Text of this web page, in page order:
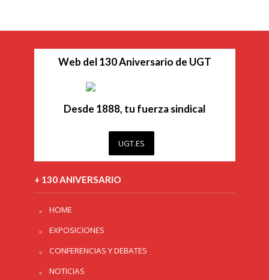
Web del 130 Aniversario de UGT
Desde 1888, tu fuerza sindical
UGT.ES
+ 130 ANIVERSARIO
HOME
EXPOSICIONES
CONFERENCIAS Y DEBATES
NOTICIAS